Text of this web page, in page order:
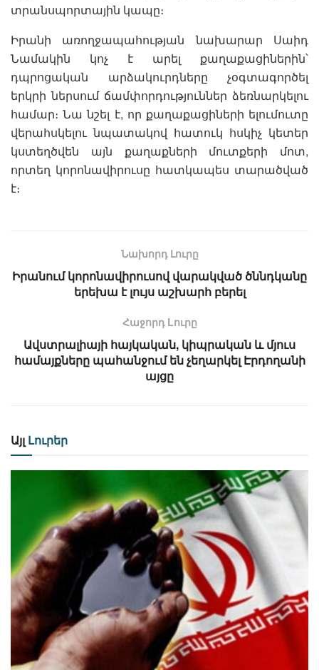
տրանսպորտային կապը։
Իրանի առողջապահության նախարար Սաիդ
Նամակին կոչ է արել քաղաքացիներին՝
դպրոցական արձակուրդները չօգտագործել
երկրի ներսում ճամփորդություններ ձեռնարկելու
համար։ Նա նշել է, որ քաղաքացիների ելումուտը
վերահսկելու նպատակով հատուկ հսկիչ կետեր
կստեղծվեն այն քաղաքների մուտքերի մոտ,
որտեղ կորոնավիրուսը հատկապես տարածված
է։
Նախորդ Լուրը
Իրանում կորոնավիրուսով վարակված ծննդկանը
երեխա է լույս աշխարհ բերել
Հաջորդ Lուրը
Ավստրալիայի հայկական, կիպրական և մյուս
համայքները պահանջում են չեղարկել Էրդողանի
այցը
Այլ Լուրեր